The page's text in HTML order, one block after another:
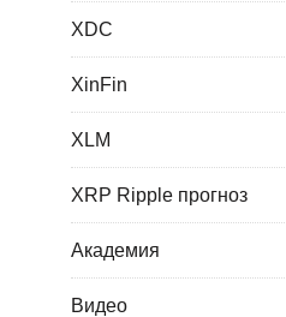
XDC
XinFin
XLM
XRP Ripple прогноз
Академия
Видео